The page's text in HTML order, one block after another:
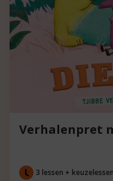
Verhalenpret
3 lessen + keuzelessen